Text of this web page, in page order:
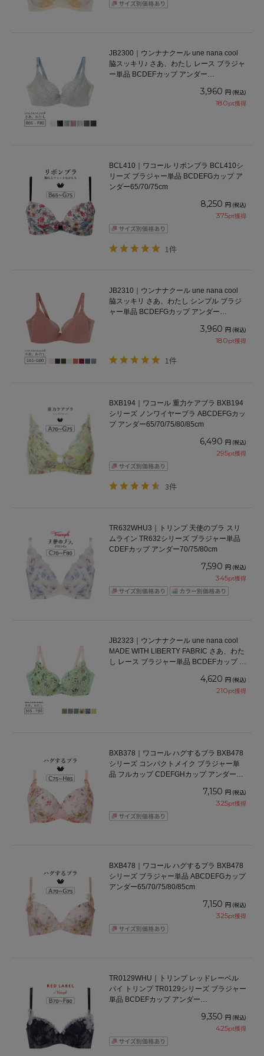
JB2300｜ウンナナクール une nana cool
脇スッキリ♪ さあ、わたし レース ブラジャ
ー単品 BCDEFカップ アンダー
3,960 円 (税込)
180pt獲得
BCL410｜ワコール リボンブラ BCL410シ
リーズ ブラジャー単品 BCDEFGカップ ア
ンダー65/70/75cm
8,250 円 (税込)
375pt獲得
1件
JB2310｜ウンナナクール une nana cool
脇スッキリ さあ、わたし シンプル ブラジ
ャー単品 BCDEFGカップ アンダー
3,960 円 (税込)
180pt獲得
1件
BXB194｜ワコール 重力ケアブラ BXB194
シリーズ ノンワイヤーブラ ABCDEFGカッ
プ アンダー65/70/75/80/85cm
6,490 円 (税込)
295pt獲得
3件
TR632WHU3｜トリンプ 天使のブラ スリ
ムライン TR632シリーズ ブラジャー単品
CDEFカップ アンダー70/75/80cm
7,590 円 (税込)
345pt獲得
JB2323｜ウンナナクール une nana cool
MADE WITH LIBERTY FABRIC さあ、わた
し レース ブラジャー単品 BCDEFカップ ア
4,620 円 (税込)
210pt獲得
BXB378｜ワコール ハグするブラ BXB478
シリーズ コンパクトメイク ブラジャー単
品 フルカップ CDEFGHカップ アンダー
7,150 円 (税込)
325pt獲得
BXB478｜ワコール ハグするブラ BXB478
シリーズ ブラジャー単品 ABCDEFGカップ
アンダー65/70/75/80/85cm
7,150 円 (税込)
325pt獲得
TR0129WHU｜トリンプ レッドレーベル
バイ トリンプ TR0129シリーズ ブラジャー
単品 BCDEFカップ アンダー
9,350 円 (税込)
425pt獲得